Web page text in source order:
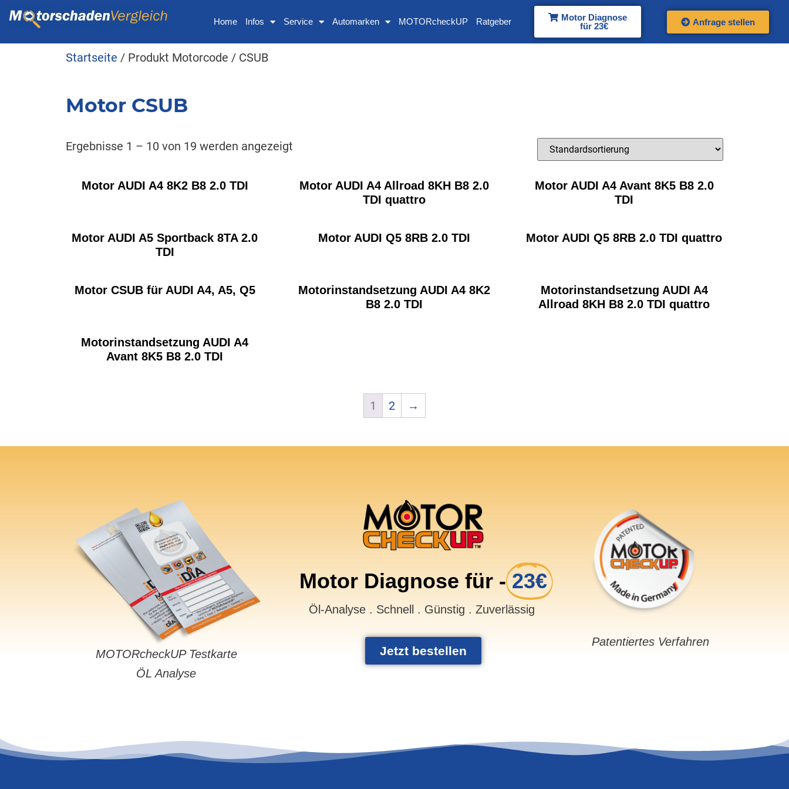
Home Infos Service Automarken MOTORcheckUP Ratgeber
Motor Diagnose
für 23€
Anfrage stellen
Startseite / Produkt Motorcode / CSUB
Motor CSUB
Ergebnisse 1 – 10 von 19 werden angezeigt
Motor AUDI A4 8K2 B8 2.0 TDI
Motor AUDI A4 Allroad 8KH B8 2.0
TDI quattro
Motor AUDI A4 Avant 8K5 B8 2.0
TDI
Motor AUDI A5 Sportback 8TA 2.0
TDI
Motor AUDI Q5 8RB 2.0 TDI Motor AUDI Q5 8RB 2.0 TDI quattro
Motor CSUB für AUDI A4, A5, Q5
Motorinstandsetzung AUDI A4 8K2
B8 2.0 TDI
Motorinstandsetzung AUDI A4
Allroad 8KH B8 2.0 TDI quattro
Motorinstandsetzung AUDI A4
Avant 8K5 B8 2.0 TDI
1 2 →
MOTORcheckUP Testkarte
ÖL Analyse
Motor Diagnose für - 23€
Öl-Analyse . Schnell . Günstig . Zuverlässig
Jetzt bestellen
Patentiertes Verfahren